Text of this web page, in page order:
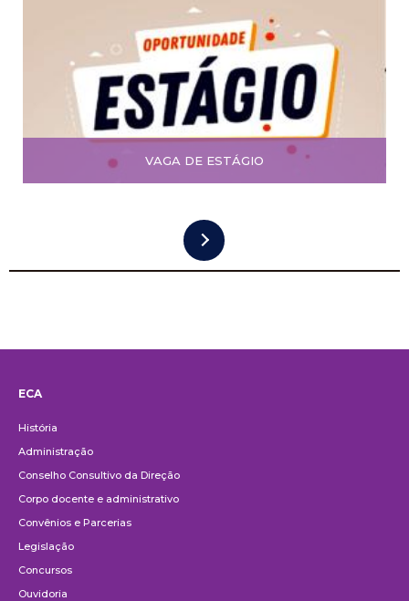
VAGA DE ESTÁGIO
ECA
História
Administração
Conselho Consultivo da Direção
Corpo docente e administrativo
Convênios e Parcerias
Legislação
Concursos
Ouvidoria